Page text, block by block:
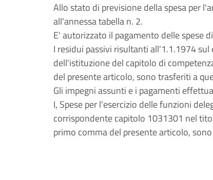
Allo stato di previsione della spesa per
all'annessa tabella n. 2.
E' autorizzato il pagamento delle spese
I residui passivi risultanti all'1.1.1974
dell'istituzione del capitolo di
del presente articolo, sono trasferiti a
Gli impegni assunti e i pagamenti
I, Spese per l'esercizio delle funzioni
corrispondente capitolo 1031301 nel
primo comma del presente articolo,